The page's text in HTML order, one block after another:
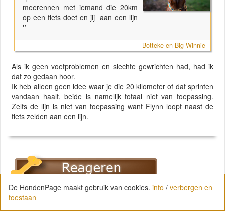
meerennen met iemand die 20km
op een fiets doet en jij aan een lijn
"
Botteke en Big Winnie
Als ik geen voetproblemen en slechte gewrichten had, had ik
dat zo gedaan hoor.
Ik heb alleen geen idee waar je die 20 kilometer of dat sprinten
vandaan haalt, beide is namelijk totaal niet van toepassing.
Zelfs de lijn is niet van toepassing want Flynn loopt naast de
fiets zelden aan een lijn.
De HondenPage maakt gebruik van cookies. info / verbergen en
toestaan